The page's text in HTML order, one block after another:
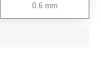
0.6 mm